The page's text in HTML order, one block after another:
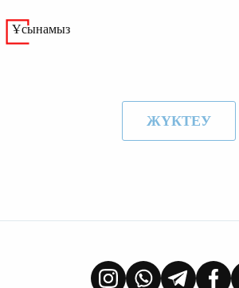
Ұсынамыз
ЖҮКТЕУ